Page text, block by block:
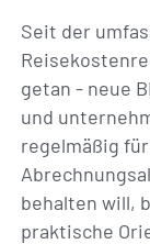
Seit der
getan - neue
und
regelmäßig
behalten will,
praktische